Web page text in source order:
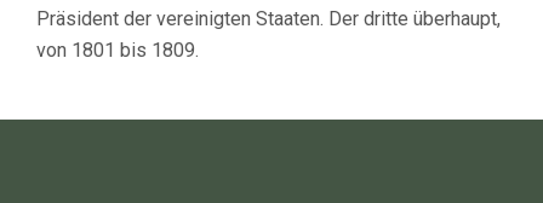
Präsident der vereinigten Staaten. Der dritte überhaupt,
von 1801 bis 1809.